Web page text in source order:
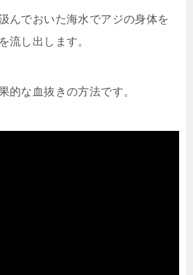
んでおいた海水でアジの身体を
流し出します。
的な血抜きの方法です。